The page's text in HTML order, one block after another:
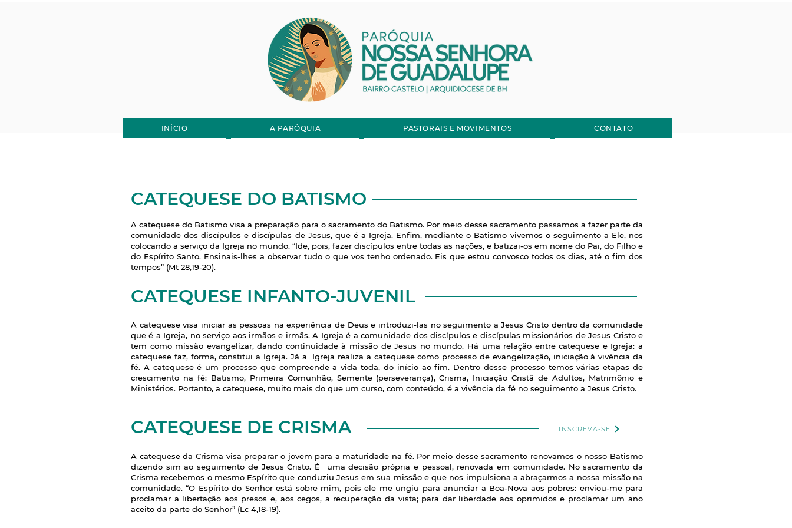
Francisco de
Assis
INÍCIO A PARÓQUIA PASTORAIS E MOVIMENTOS CONTATO
CATEQUESE DO BATISMO
A catequese do Batismo visa a preparação para o sacramento do Batismo. Por meio desse sacramento passamos a fazer parte da
comunidade dos discípulos e discípulas de Jesus, que é a Igreja. Enfim, mediante o Batismo vivemos o seguimento a Ele, nos
colocando a serviço da Igreja no mundo. “Ide, pois, fazer discípulos entre todas as nações, e batizai-os em nome do Pai, do Filho e
do Espírito Santo. Ensinais-lhes a observar tudo o que vos tenho ordenado. Eis que estou convosco todos os dias, até o fim dos
tempos” (Mt 28,19-20).
CATEQUESE INFANTO-JUVENIL
A catequese visa iniciar as pessoas na experiência de Deus e introduzi-las no seguimento a Jesus Cristo dentro da comunidade
que é a Igreja, no serviço aos irmãos e irmãs. A Igreja é a comunidade dos discípulos e discípulas missionários de Jesus Cristo e
tem como missão evangelizar, dando continuidade à missão de Jesus no mundo. Há uma relação entre catequese e Igreja: a
catequese faz, forma, constitui a Igreja. Já a Igreja realiza a catequese como processo de evangelização, iniciação à vivência da
fé. A catequese é um processo que compreende a vida toda, do início ao fim. Dentro desse processo temos várias etapas de
crescimento na fé: Batismo, Primeira Comunhão, Semente (perseverança), Crisma, Iniciação Cristã de Adultos, Matrimônio e
Ministérios. Portanto, a catequese, muito mais do que um curso, com conteúdo, é a vivência da fé no seguimento a Jesus Cristo.
CATEQUESE DE CRISMA INSCREVA-SE
A catequese da Crisma visa preparar o jovem para a maturidade na fé. Por meio desse sacramento renovamos o nosso Batismo
dizendo sim ao seguimento de Jesus Cristo. É uma decisão própria e pessoal, renovada em comunidade. No sacramento da
Crisma recebemos o mesmo Espírito que conduziu Jesus em sua missão e que nos impulsiona a abraçarmos a nossa missão na
comunidade. “O Espírito do Senhor está sobre mim, pois ele me ungiu para anunciar a Boa-Nova aos pobres: enviou-me para
proclamar a libertação aos presos e, aos cegos, a recuperação da vista; para dar liberdade aos oprimidos e proclamar um ano
aceito da parte do Senhor” (Lc 4,18-19).